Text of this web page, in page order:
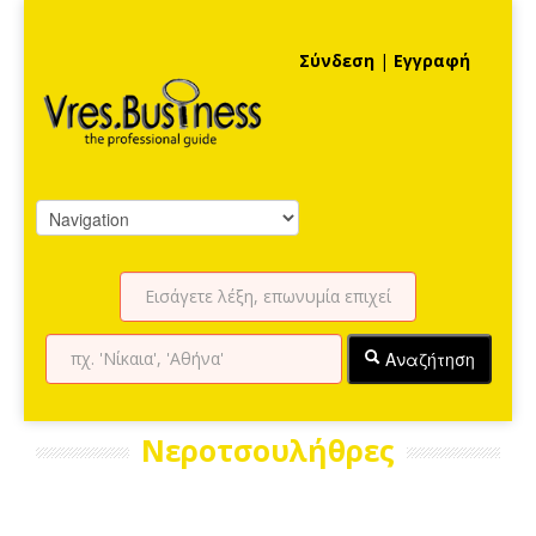
Σύνδεση | Εγγραφή
Αναζήτηση
Νεροτσουλήθρες